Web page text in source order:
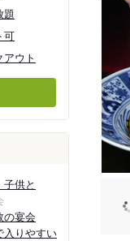
題
可
アウト
供と
の宴会
入りやすい